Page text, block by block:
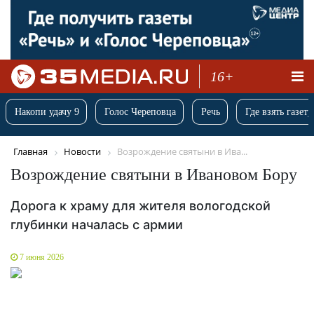
16+
Накопи удачу 9 Голос Череповца Речь Где взять
Главная Новости Возрождение святыни в Ива...
Возрождение святыни в Ивановом Бору
Дорога к храму для жителя вологодской
глубинки началась с армии
7 июня 2026